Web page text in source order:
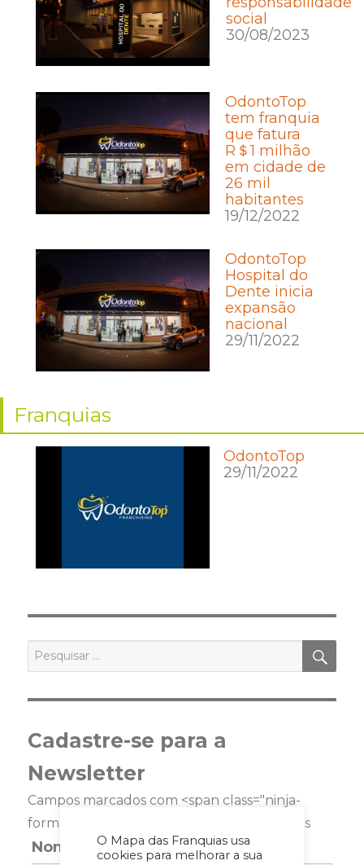
O Mapa das Franquias usa
cookies para melhorar a sua
social
30/08/2023
OdontoTop
tem franquia
que fatura
R＄1 milhão
em cidade de
26 mil
habitantes
19/12/2022
OdontoTop
Hospital do
Dente inicia
expansão
nacional
29/11/2022
Franquias
OdontoTop
29/11/2022
por:
Cadastre-se para a
Newsletter
Campos marcados com <span class="ninja-
forms-req-symbol">*</span> são requeridos
Nome